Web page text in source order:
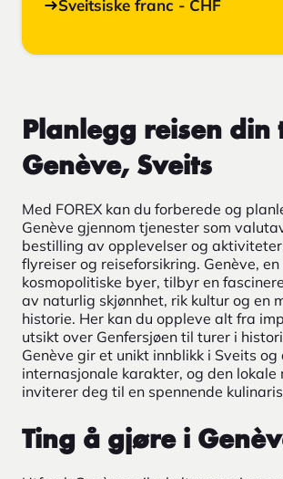
Sveitsiske franc - CHF
Planlegg reisen din
Genève, Sveits
Med FOREX kan du forberede og
Genève gjennom tjenester som
bestilling av opplevelser og
flyreiser og reiseforsikring. Genève,
kosmopolitiske byer, tilbyr en
av naturlig skjønnhet, rik kultur og en
historie. Her kan du oppleve alt fra
utsikt over Genfersjøen til turer i
Genève gir et unikt innblikk i Sveits og
internasjonale karakter, og den lokale
inviterer deg til en spennende
Ting å gjøre i